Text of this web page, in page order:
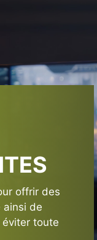
la norme Intel
une excursion
puissance GPU
offrir des
ainsi de
toute